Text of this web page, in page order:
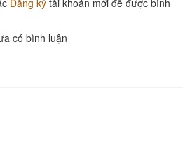
có bình luận